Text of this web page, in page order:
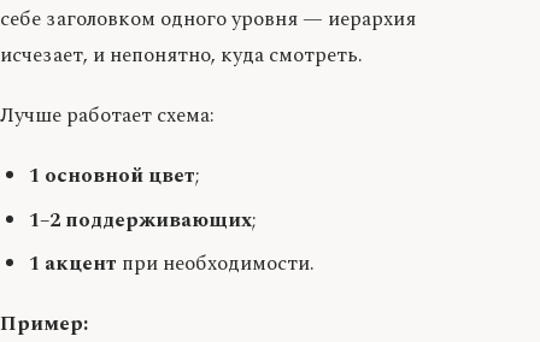
себе заголовком одного уровня — иерархия
исчезает, и непонятно, куда смотреть.
Лучше работает схема:
1 основной цвет;
1–2 поддерживающих;
1 акцент при необходимости.
Пример: